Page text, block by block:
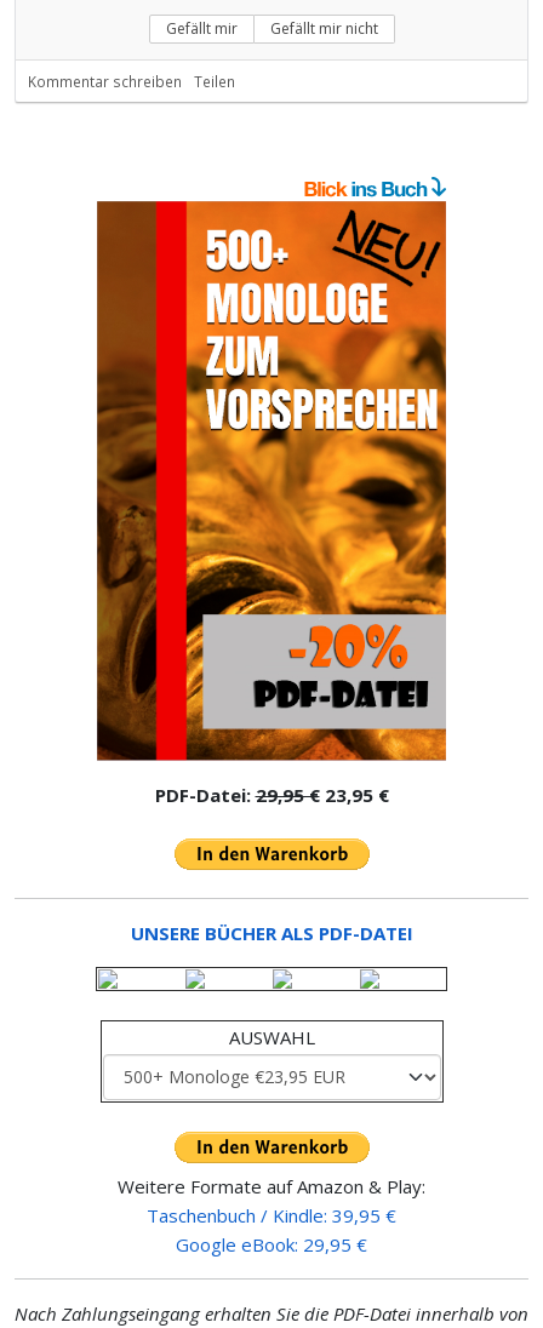
Gefällt mir Gefällt mir nicht
Kommentar schreiben Teilen
PDF-Datei:29,95 €23,95 €
UNSERE BÜCHER ALS PDF-DATEI
AUSWAHL
Weitere Formate auf Amazon & Play:
Taschenbuch / Kindle: 39,95 €
Google eBook: 29,95 €
Nach Zahlungseingang erhalten Sie die PDF-Datei innerhalb von